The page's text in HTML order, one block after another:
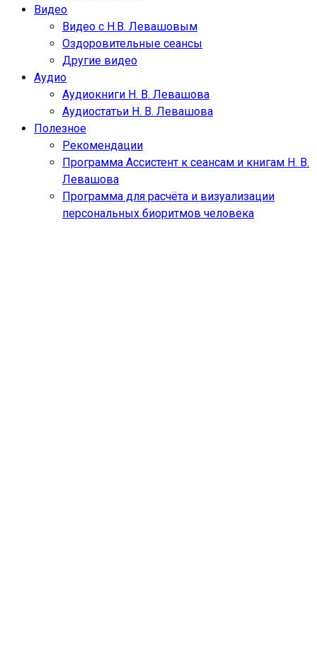
Видео
Видео с Н.В. Левашовым
Оздоровительные сеансы
Другие видео
Аудио
Аудиокниги Н. В. Левашова
Аудиостатьи Н. В. Левашова
Полезное
Рекомендации
Программа Ассистент к сеансам и книгам Н. В.
Левашова
Программа для расчёта и визуализации
персональных биоритмов человека